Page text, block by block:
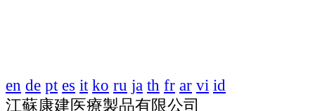
en de pt es it ko ru ja th fr ar vi id
江蘇康建医療製品有限公司